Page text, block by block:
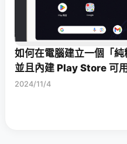
如何在電腦建立一個「
並且內建 Play Store 可用
2024/11/4